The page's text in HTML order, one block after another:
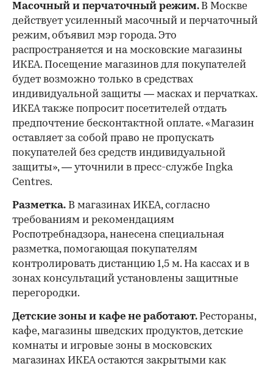
Масочный и перчаточный режим. В Москве
действует усиленный масочный и перчаточный
режим, объявил мэр города. Это
распространяется и на московские магазины
ИКЕА. Посещение магазинов для покупателей
будет возможно только в средствах
индивидуальной защиты — масках и перчатках.
ИКЕА также попросит посетителей отдать
предпочтение бесконтактной оплате. «Магазин
оставляет за собой право не пропускать
покупателей без средств индивидуальной
защиты», — уточнили в пресс-службе Ingka
Centres.
Разметка. В магазинах ИКЕА, согласно
требованиям и рекомендациям
Роспотребнадзора, нанесена специальная
разметка, помогающая покупателям
контролировать дистанцию 1,5 м. На кассах и в
зонах консультаций установлены защитные
перегородки.
Детские зоны и кафе не работают. Рестораны,
кафе, магазины шведских продуктов, детские
комнаты и игровые зоны в московских
магазинах ИКЕА остаются закрытыми как